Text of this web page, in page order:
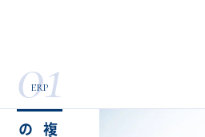
01
ERP